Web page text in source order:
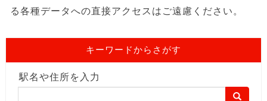
る各種データへの直接アクセスはご遠慮ください。
キーワードからさがす
駅名や住所を入力